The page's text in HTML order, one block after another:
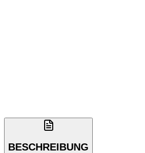
BESCHREIBUNG